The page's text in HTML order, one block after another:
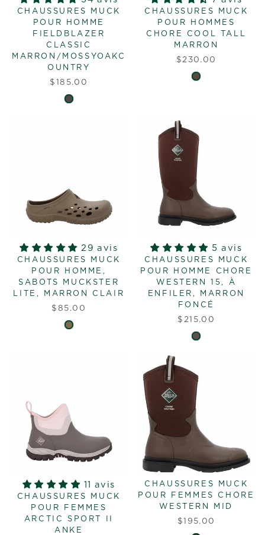
CHAUSSURES MUCK
POUR HOMME
FIELDBLAZER
CLASSIC
MARRON/MOSSYOAKC
OUNTRY
$185.00
CHAUSSURES MUCK
POUR HOMMES
CHORE COOL TALL
MARRON
$230.00
29 avis
CHAUSSURES MUCK
POUR HOMME,
SABOTS MUCKSTER
LITE, MARRON CLAIR
$85.00
5 avis
CHAUSSURES MUCK
POUR HOMME CHORE
WESTERN 15, À
ENFILER, MARRON
FONCÉ
$215.00
11 avis
CHAUSSURES MUCK
POUR FEMMES
ARCTIC SPORT II
ANKE
CHAUSSURES MUCK
POUR FEMMES CHORE
WESTERN MID
$195.00